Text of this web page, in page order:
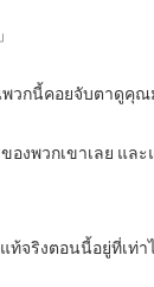
นี้คอยจับตาดูคุณม
งพวกเขาเลย แล
ท้จริงตอนนี้อยู่ที่เท่า